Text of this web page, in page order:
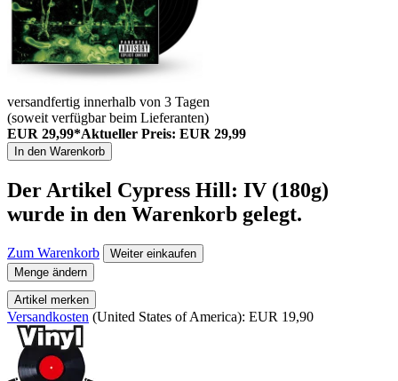
versandfertig innerhalb von 3 Tagen
(soweit verfügbar beim Lieferanten)
EUR 29,99*Aktueller Preis: EUR 29,99
In den Warenkorb
Der Artikel Cypress Hill: IV (180g)
wurde in den Warenkorb gelegt.
Zum Warenkorb
Weiter einkaufen
Menge ändern
Artikel merken
Versandkosten (United States of America): EUR 19,90